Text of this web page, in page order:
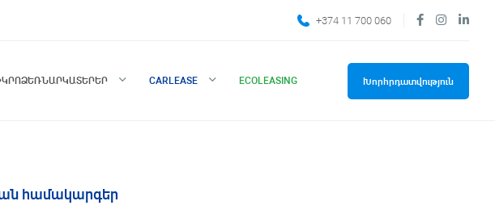
+374 11 700 060
CARLEASE ECOLEASING Խորհրդատվություն
համակարգեր